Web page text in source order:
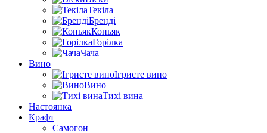
Текіла
Бренді
Коньяк
Горілка
Чача
Вино
Ігристе вино
Вино
Тихі вина
Настоянка
Крафт
Самогон